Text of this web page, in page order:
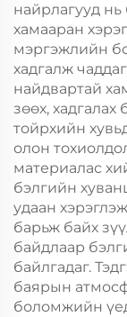
найрлагууд
хамааран
мэргэжлийн
хадгалж
найдвартай
зөөх,
тойрхийн
олон
материалас
бэлгийн
удаан
барьж байх
байдлаар
байлгадаг.
баярын
боломжийн